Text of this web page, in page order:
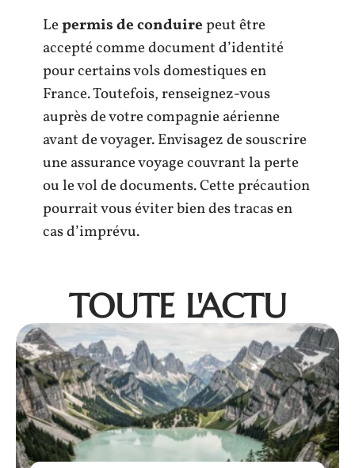
Lepermis de conduirepeut être
accepté comme document d’identité
pour certains vols domestiques en
France. Toutefois, renseignez-vous
auprès de votre compagnie aérienne
avant de voyager. Envisagez de souscrire
une assurance voyage couvrant la perte
ou le vol de documents. Cette précaution
pourrait vous éviter bien des tracas en
cas d’imprévu.
TOUTE L'ACTU